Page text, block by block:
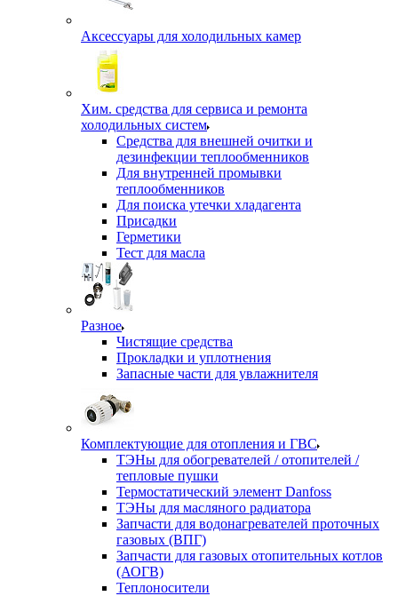
Аксессуары для холодильных камер
Хим. средства для сервиса и ремонта
холодильных систем
Средства для внешней очитки и
дезинфекции теплообменников
Для внутренней промывки
теплообменников
Для поиска утечки хладагента
Присадки
Герметики
Тест для масла
Разное
Чистящие средства
Прокладки и уплотнения
Запасные части для увлажнителя
Комплектующие для отопления и ГВС
ТЭНы для обогревателей / отопителей /
тепловые пушки
Термостатический элемент Danfoss
ТЭНы для масляного радиатора
Запчасти для водонагревателей проточных
газовых (ВПГ)
Запчасти для газовых отопительных котлов
(АОГВ)
Теплоносители